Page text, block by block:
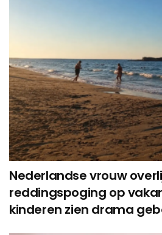
Nederlandse vrouw
reddingspoging op
kinderen zien drama